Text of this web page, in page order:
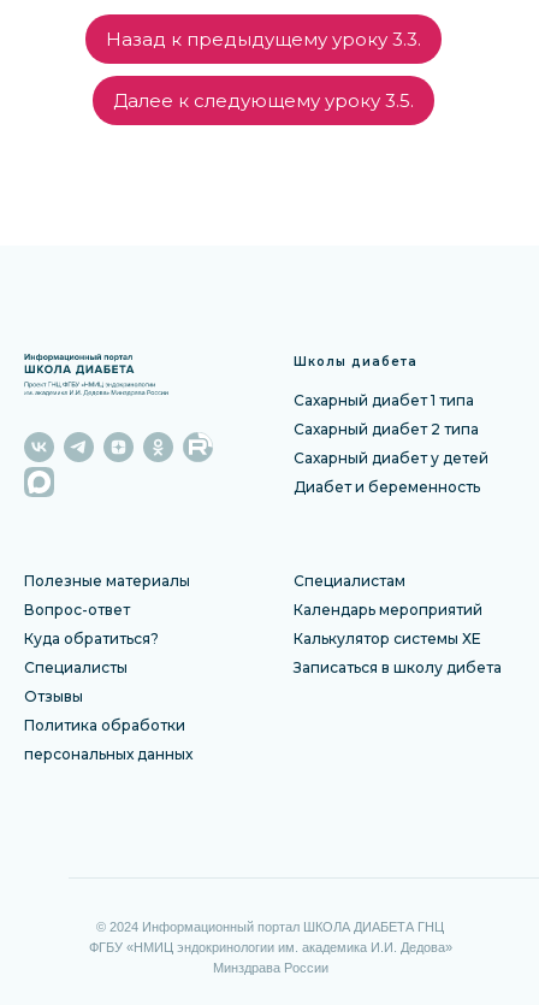
Назад к предыдущему уроку 3.3.
Далее к следующему уроку 3.5.
Школы диабета
Сахарный диабет 1 типа
Сахарный диабет 2 типа
Сахарный диабет у детей
Диабет и беременность
Полезные материалы
Вопрос-ответ
Куда обратиться?
Специалисты
Отзывы
Политика обработки
персональных данных
Специалистам
Календарь мероприятий
Калькулятор системы ХЕ
Записаться в школу дибета
© 2024 Информационный портал ШКОЛА ДИАБЕТА ГНЦ
ФГБУ «НМИЦ эндокринологии им. академика И.И. Дедова»
Минздрава России